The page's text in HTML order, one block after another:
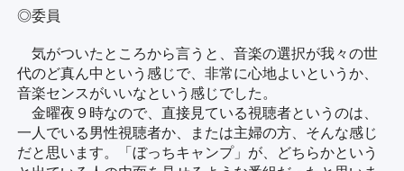
◎委員
気がついたところから言うと、音楽の選択が我々の世
代のど真ん中という感じで、非常に心地よいというか、
音楽センスがいいなという感じでした。
金曜夜９時なので、直接見ている視聴者というのは、
一人でいる男性視聴者か、または主婦の方、そんな感じ
だと思います。「ぼっちキャンプ」が、どちらかという